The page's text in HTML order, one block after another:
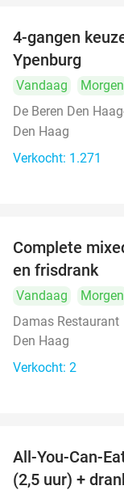
4-gangen
Ypenburg
Vandaag Morgen
De Beren Den
Den Haag
Verkocht: 1.271
Complete
en frisdrank
Vandaag Morgen
Damas Restaurant
Den Haag
Verkocht: 2
All-You-Can-
(2,5 uur) +